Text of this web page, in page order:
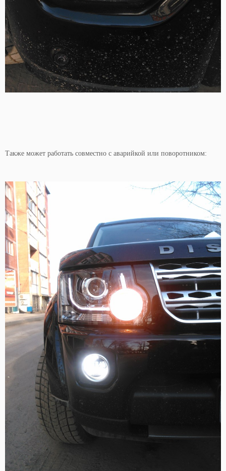
Также может работать совместно с аварийкой или поворотником: